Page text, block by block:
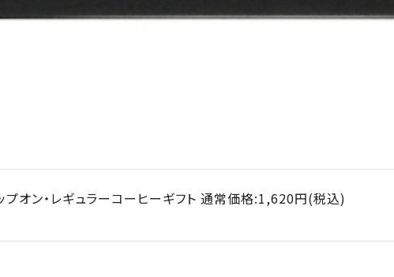
プオン・レギュラーコーヒーギフト 通常価格:1,620円(税込)